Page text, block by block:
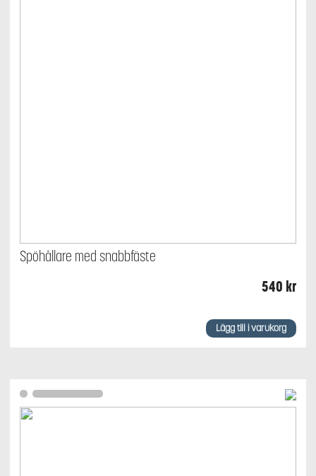
Spöhållare med snabbfäste
540 kr
Lägg till i varukorg